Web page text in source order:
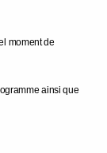
moment de
ainsi que